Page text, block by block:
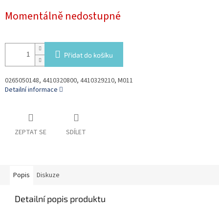
cena:
Momentálně nedostupné
Přidat do košíku
0265050148, 4410320800, 4410329210, M011
Detailní informace
ZEPTAT SE SDÍLET
Popis Diskuze
Detailní popis produktu